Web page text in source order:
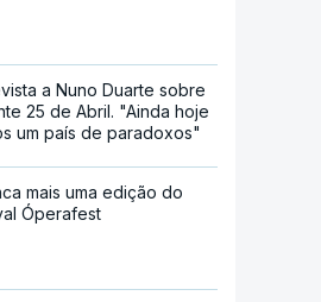
a Nuno Duarte sobre
25 de Abril. "Ainda hoje
um país de paradoxos"
mais uma edição do
Óperafest